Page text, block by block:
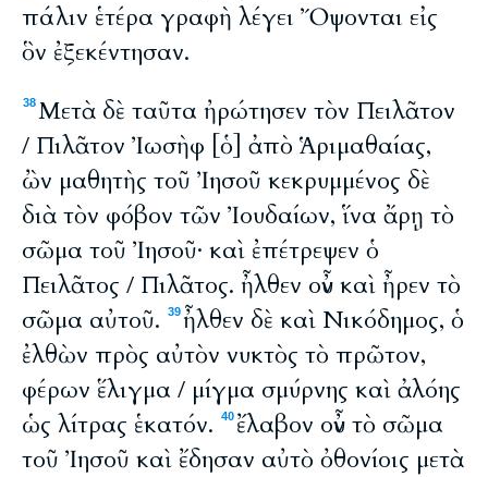
πάλιν ἑτέρα γραφὴ λέγει Ὄψονται εἰς
ὃν ἐξεκέντησαν.
38Μετὰ δὲ ταῦτα ἠρώτησεν τὸν Πειλᾶτον
/ Πιλᾶτον Ἰωσὴφ [ὁ] ἀπὸ Ἁριμαθαίας,
ὢν μαθητὴς τοῦ Ἰησοῦ κεκρυμμένος δὲ
διὰ τὸν φόβον τῶν Ἰουδαίων, ἵνα ἄρῃ τὸ
σῶμα τοῦ Ἰησοῦ· καὶ ἐπέτρεψεν ὁ
Πειλᾶτος / Πιλᾶτος. ἦλθεν οὖν καὶ ἦρεν τὸ
σῶμα αὐτοῦ.
39ἦλθεν δὲ καὶ Νικόδημος, ὁ
ἐλθὼν πρὸς αὐτὸν νυκτὸς τὸ πρῶτον,
φέρων ἕλιγμα / μίγμα σμύρνης καὶ ἀλόης
ὡς λίτρας ἑκατόν.
40 ἔλαβον οὖν τὸ σῶμα
τοῦ Ἰησοῦ καὶ ἔδησαν αὐτὸ ὀθονίοις μετὰ